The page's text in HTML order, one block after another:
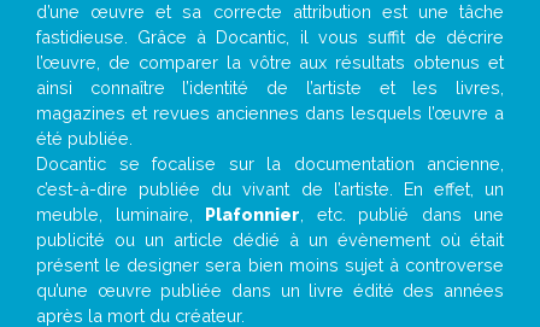
d’une œuvre et sa correcte attribution est une tâche
fastidieuse. Grâce à Docantic, il vous suffit de décrire
l’œuvre, de comparer la vôtre aux résultats obtenus et
ainsi connaître l’identité de l’artiste et les livres,
magazines et revues anciennes dans lesquels l’œuvre a
été publiée.
Docantic se focalise sur la documentation ancienne,
c’est-à-dire publiée du vivant de l’artiste. En effet, un
meuble, luminaire, Plafonnier , etc. publié dans une
publicité ou un article dédié à un évènement où était
présent le designer sera bien moins sujet à controverse
qu’une œuvre publiée dans un livre édité des années
après la mort du créateur.